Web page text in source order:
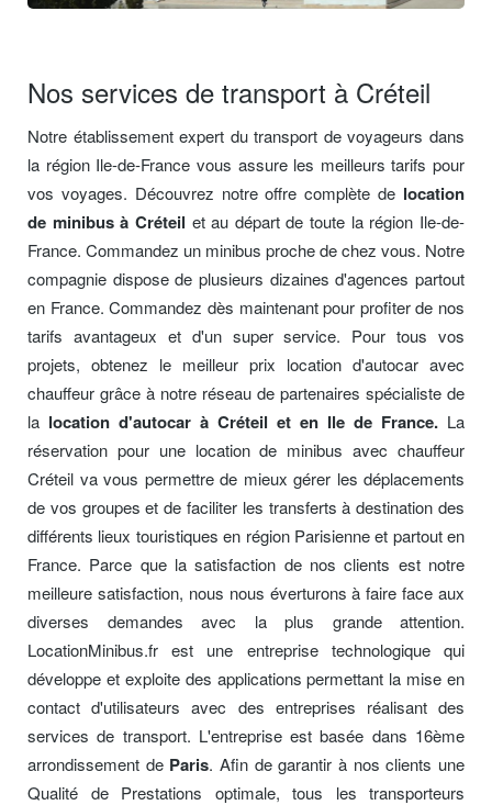
Nos services de transport à Créteil
Notre établissement expert du transport de voyageurs dans
la région Ile-de-France vous assure les meilleurs tarifs pour
vos voyages. Découvrez notre offre complète de location
de minibus à Créteil et au départ de toute la région Ile-de-
France. Commandez un minibus proche de chez vous. Notre
compagnie dispose de plusieurs dizaines d'agences partout
en France. Commandez dès maintenant pour profiter de nos
tarifs avantageux et d'un super service. Pour tous vos
projets, obtenez le meilleur prix location d'autocar avec
chauffeur grâce à notre réseau de partenaires spécialiste de
la location d'autocar à Créteil et en Ile de France. La
réservation pour une location de minibus avec chauffeur
Créteil va vous permettre de mieux gérer les déplacements
de vos groupes et de faciliter les transferts à destination des
différents lieux touristiques en région Parisienne et partout en
France. Parce que la satisfaction de nos clients est notre
meilleure satisfaction, nous nous éverturons à faire face aux
diverses demandes avec la plus grande attention.
LocationMinibus.fr est une entreprise technologique qui
développe et exploite des applications permettant la mise en
contact d'utilisateurs avec des entreprises réalisant des
services de transport. L'entreprise est basée dans 16ème
arrondissement de Paris. Afin de garantir à nos clients une
Qualité de Prestations optimale, tous les transporteurs